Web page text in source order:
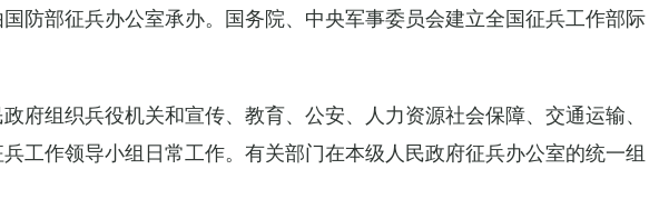
防部征兵办公室承办。国务院、中央军事委员会建立全国征兵工作部际
组织兵役机关和宣传、教育、公安、人力资源社会保障、交通运输、
工作领导小组日常工作。有关部门在本级人民政府征兵办公室的统一组